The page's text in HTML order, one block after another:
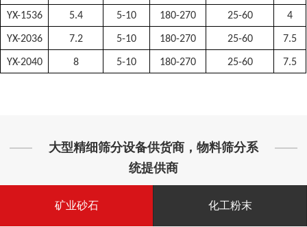
YX-1536 5.4 5-10 180-270 25-60 4
YX-2036 7.2 5-10 180-270 25-60 7.5
YX-2040 8 5-10 180-270 25-60 7.5
大型精细筛分设备供货商，物料筛分系
统提供商
矿业砂石 化工粉末